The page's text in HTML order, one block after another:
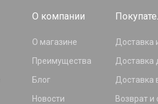
О компании
О магазине
Преимущества
Блог
Новости
Доставка
Доставка
Доставка
Возврат и